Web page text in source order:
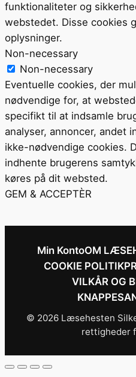
funktionaliteter og
webstedet. Disse cookies
oplysninger.
Non-necessary
Non-necessary
Eventuelle cookies, der
nødvendige for, at
specifikt til at indsamle
analyser, annoncer, andet
ikke-nødvendige cookies.
indhente brugerens
køres på dit websted.
GEM & ACCEPTÈR
Min KontoOM
COOKIE POLITIK
VILKÅR OG
© 2026 Læsehesten
rettigheder